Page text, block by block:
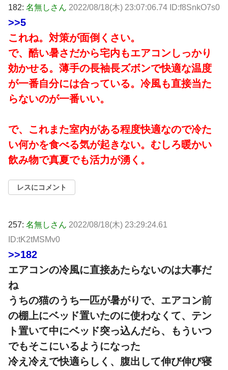
182: 名無しさん 2022/08/18(木) 23:07:06.74 ID:f8SnkO7s0
>>5
これね。対策が面倒くさい。
で、酷い暑さだから宅内もエアコンしっかり
効かせる。薄手の長袖長ズボンで快適な温度
が一番自分には合っている。冷風も直接当た
らないのが一番いい。
で、これまた室内がある程度快適なので冷た
い何かを食べる気が起きない。むしろ暖かい
飲み物で真夏でも活力が湧く。
レスにコメント
257: 名無しさん 2022/08/18(木) 23:29:24.61
ID:tK2tMSMv0
>>182
エアコンの冷風に直接あたらないのは大事だ
ね
うちの猫のうち一匹が暑がりで、エアコン前
の棚上にベッド置いたのに使わなくて、テン
ト置いて中にベッド突っ込んだら、もういつ
でもそこにいるようになった
冷え冷えで快適らしく、腹出して伸び伸び寝